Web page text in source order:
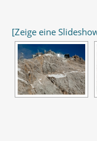
[Zeige eine